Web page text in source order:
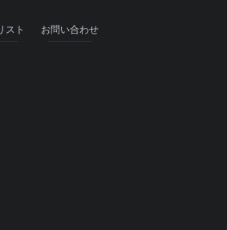
スト お問い合わせ